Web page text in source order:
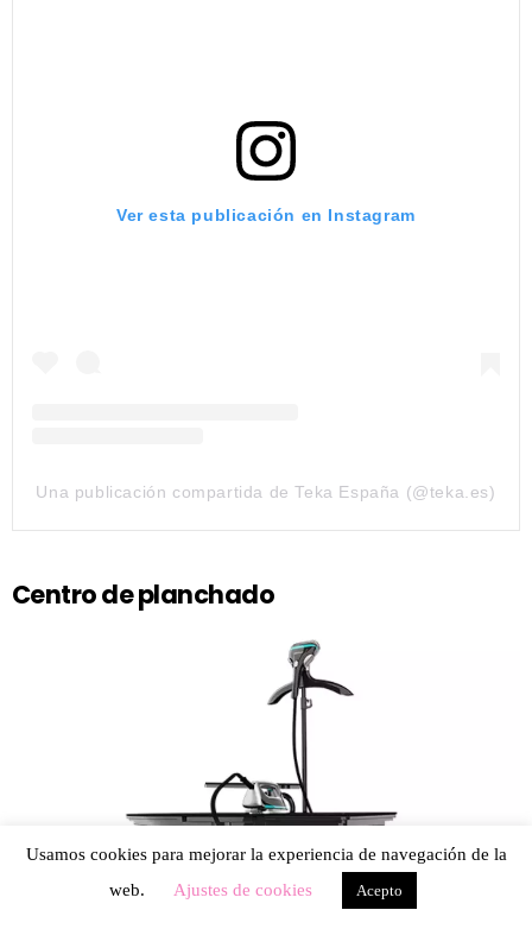
Ver esta publicación en Instagram
Una publicación compartida de Teka España (@teka.es)
Centro de planchado
Usamos cookies para mejorar la experiencia de navegación de la
web.
Ajustes de cookies Acepto